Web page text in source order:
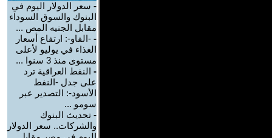
- سعر الدولار اليوم في
البنوك والسوق السوداء
مقابل الجنيه المص ...
- -الفاو-: ارتفاع أسعار
الغذاء في يوليو لأعلى
مستوى منذ 3 سنوا ...
- النفط العراقية ترد
على جدل -النفط
الأسود-: التصدير عبر
سومو ...
- تحديث البنوك
والشركات.. سعر الدولار